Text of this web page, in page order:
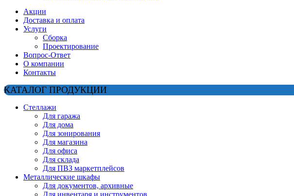
Акции
Доставка и оплата
Услуги
Сборка
Проектирование
Вопрос-Ответ
О компании
Контакты
КАТАЛОГ ПРОДУКЦИИ
Стеллажи
Для гаража
Для дома
Для зонирования
Для магазина
Для офиса
Для склада
Для ПВЗ маркетплейсов
Металлические шкафы
Для документов, архивные